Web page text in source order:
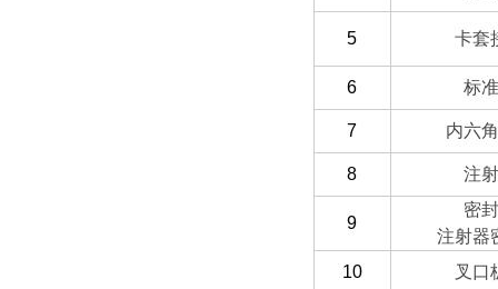
5 卡套
6 标
7 内六
8 注
9
密
注射器
10
叉口